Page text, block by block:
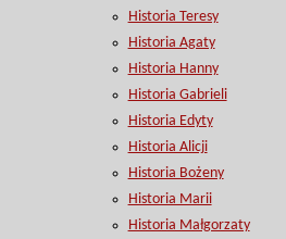
Historia Teresy
Historia Agaty
Historia Hanny
Historia Gabrieli
Historia Edyty
Historia Alicji
Historia Bożeny
Historia Marii
Historia Małgorzaty